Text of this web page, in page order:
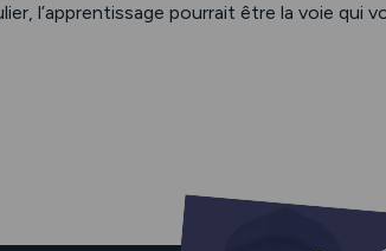
l’apprentissage pourrait être la voie qui